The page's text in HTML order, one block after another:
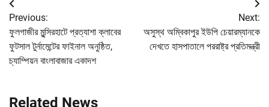
Post
navigation
Previous:
ফুলগাজীর মুন্সিরহাটে প্রত্যাশা ক্লাবের
ফুটসাল টুর্নামেন্টের ফাইনাল অনুষ্ঠিত,
চ্যাম্পিয়ন বাংলাবাজার একাদশ
Next:
অসুস্থ অম্বিকাপুর ইউপি চেয়ারম্যানকে
দেখতে হাসপাতালে পররাষ্ট্র প্রতিমন্ত্রী
Related News